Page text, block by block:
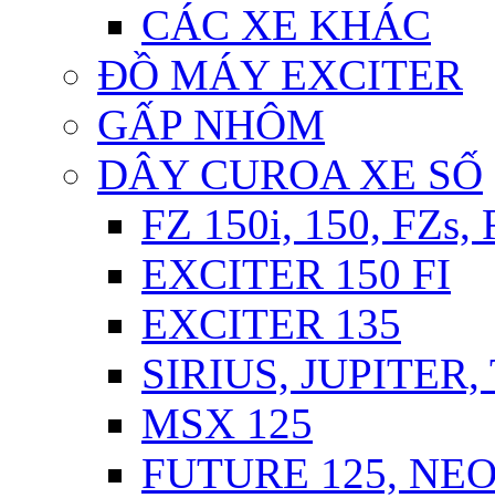
CÁC XE KHÁC
ĐỒ MÁY EXCITER
GẤP NHÔM
DÂY CUROA XE SỐ
FZ 150i, 150, FZs,
EXCITER 150 FI
EXCITER 135
SIRIUS, JUPITER,
MSX 125
FUTURE 125,